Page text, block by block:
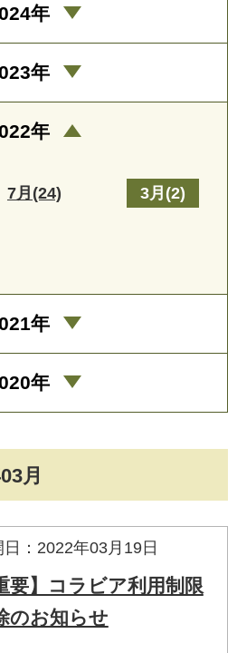
月
日：2022年03月19日
要】コラビア利用制限
のお知らせ
年
年
年
7月(24) 3月(2)
年
年